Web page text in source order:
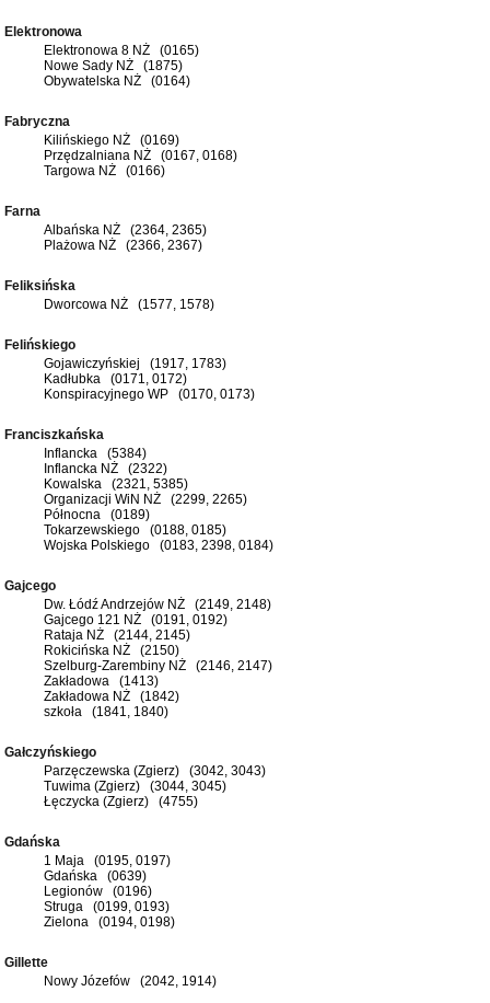
Elektronowa
Elektronowa 8 NŻ (0165)
Nowe Sady NŻ (1875)
Obywatelska NŻ (0164)
Fabryczna
Kilińskiego NŻ (0169)
Przędzalniana NŻ (0167, 0168)
Targowa NŻ (0166)
Farna
Albańska NŻ (2364, 2365)
Plażowa NŻ (2366, 2367)
Feliksińska
Dworcowa NŻ (1577, 1578)
Felińskiego
Gojawiczyńskiej (1917, 1783)
Kadłubka (0171, 0172)
Konspiracyjnego WP (0170, 0173)
Franciszkańska
Inflancka (5384)
Inflancka NŻ (2322)
Kowalska (2321, 5385)
Organizacji WiN NŻ (2299, 2265)
Północna (0189)
Tokarzewskiego (0188, 0185)
Wojska Polskiego (0183, 2398, 0184)
Gajcego
Dw. Łódź Andrzejów NŻ (2149, 2148)
Gajcego 121 NŻ (0191, 0192)
Rataja NŻ (2144, 2145)
Rokicińska NŻ (2150)
Szelburg-Zarembiny NŻ (2146, 2147)
Zakładowa (1413)
Zakładowa NŻ (1842)
szkoła (1841, 1840)
Gałczyńskiego
Parzęczewska (Zgierz) (3042, 3043)
Tuwima (Zgierz) (3044, 3045)
Łęczycka (Zgierz) (4755)
Gdańska
1 Maja (0195, 0197)
Gdańska (0639)
Legionów (0196)
Struga (0199, 0193)
Zielona (0194, 0198)
Gillette
Nowy Józefów (2042, 1914)